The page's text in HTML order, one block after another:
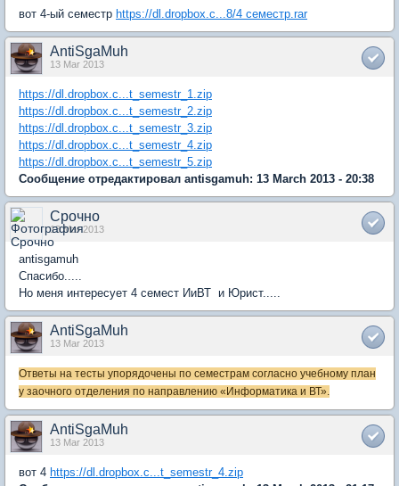
вот 4-ый семестр https://dl.dropbox.c...8/4 семестр.rar
AntiSgaMuh
13 Mar 2013
https://dl.dropbox.c...t_semestr_1.zip
https://dl.dropbox.c...t_semestr_2.zip
https://dl.dropbox.c...t_semestr_3.zip
https://dl.dropbox.c...t_semestr_4.zip
https://dl.dropbox.c...t_semestr_5.zip
Сообщение отредактировал antisgamuh: 13 March 2013 - 20:38
Срочно
13 Mar 2013
antisgamuh
Спасибо.....
Но меня интересует 4 семест ИиВТ и Юрист.....
AntiSgaMuh
13 Mar 2013
Ответы на тесты упорядочены по семестрам согласно учебному план
у заочного отделения по направлению «Информатика и ВТ».
AntiSgaMuh
13 Mar 2013
вот 4 https://dl.dropbox.c...t_semestr_4.zip